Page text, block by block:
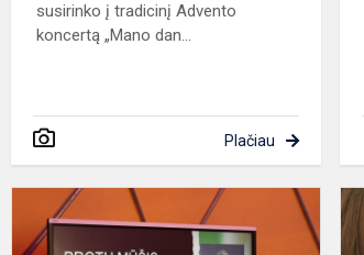
susirinko į tradicinį Advento
koncertą „Mano dan...
Plačiau
Gimnazijos
bendruomenė
Protų
mūšis